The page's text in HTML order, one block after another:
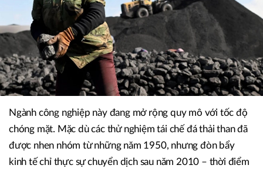
Ngành công nghiệp này đang mở rộng quy mô với tốc độ
chóng mặt. Mặc dù các thử nghiệm tái chế đá thải than đã
được nhen nhóm từ những năm 1950, nhưng đòn bẩy
kinh tế chỉ thực sự chuyển dịch sau năm 2010 – thời điểm